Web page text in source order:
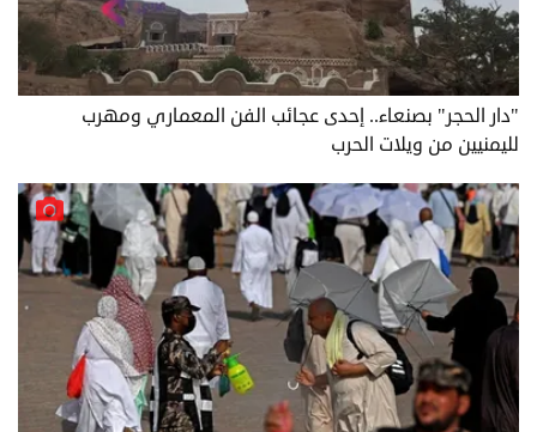
"دار الحجر" بصنعاء.. إحدى عجائب الفن المعماري ومهرب
لليمنيين من ويلات الحرب